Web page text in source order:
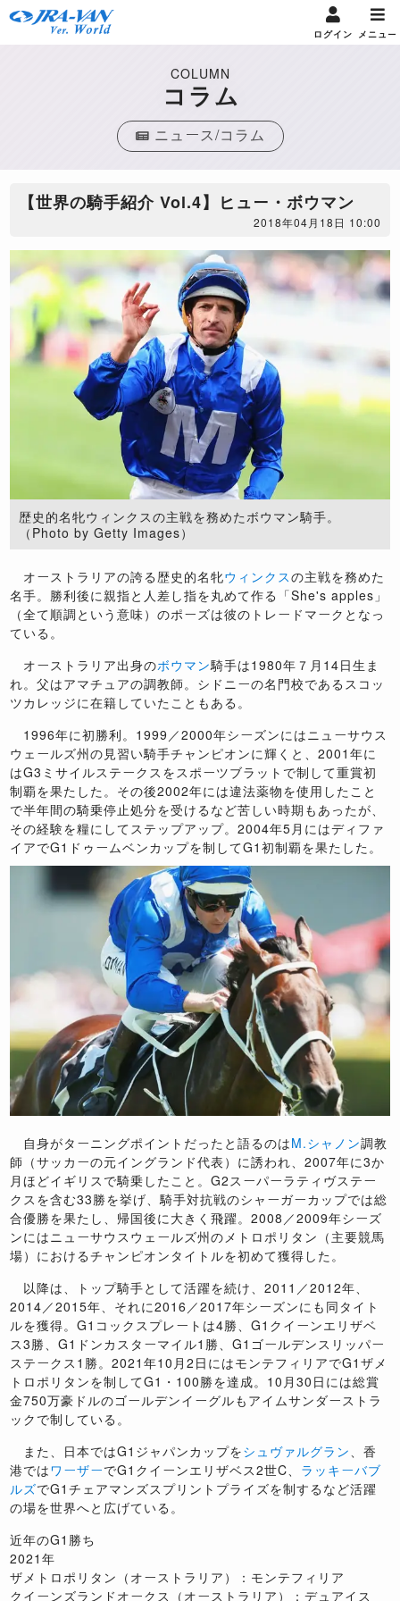
ログイン メニュー
COLUMN
コラム
ニュース/コラム
【世界の騎手紹介 Vol.4】ヒュー・ボウマン
2018年04月18日 10:00
歴史的名牝ウィンクスの主戦を務めたボウマン騎手。
（Photo by Getty Images）
オーストラリアの誇る歴史的名牝ウィンクスの主戦を務めた
名手。勝利後に親指と人差し指を丸めて作る「She's apples」
（全て順調という意味）のポーズは彼のトレードマークとなっ
ている。
オーストラリア出身のボウマン騎手は1980年７月14日生ま
れ。父はアマチュアの調教師。シドニーの名門校であるスコッ
ツカレッジに在籍していたこともある。
1996年に初勝利。1999／2000年シーズンにはニューサウス
ウェールズ州の見習い騎手チャンピオンに輝くと、2001年に
はG3ミサイルステークスをスポーツブラットで制して重賞初
制覇を果たした。その後2002年には違法薬物を使用したこと
で半年間の騎乗停止処分を受けるなど苦しい時期もあったが、
その経験を糧にしてステップアップ。2004年5月にはディファ
イアでG1ドゥームベンカップを制してG1初制覇を果たした。
自身がターニングポイントだったと語るのはM.シャノン調教
師（サッカーの元イングランド代表）に誘われ、2007年に3か
月ほどイギリスで騎乗したこと。G2スーパーラティヴステー
クスを含む33勝を挙げ、騎手対抗戦のシャーガーカップでは総
合優勝を果たし、帰国後に大きく飛躍。2008／2009年シーズ
ンにはニューサウスウェールズ州のメトロポリタン（主要競馬
場）におけるチャンピオンタイトルを初めて獲得した。
以降は、トップ騎手として活躍を続け、2011／2012年、
2014／2015年、それに2016／2017年シーズンにも同タイト
ルを獲得。G1コックスプレートは4勝、G1クイーンエリザベ
ス3勝、G1ドンカスターマイル1勝、G1ゴールデンスリッパー
ステークス1勝。2021年10月2日にはモンテフィリアでG1ザメ
トロポリタンを制してG1・100勝を達成。10月30日には総賞
金750万豪ドルのゴールデンイーグルもアイムサンダーストラ
ックで制している。
また、日本ではG1ジャパンカップをシュヴァルグラン
、香
港ではワーザーでG1クイーンエリザベス2世C、 ラッキーバブ
ルズでG1チェアマンズスプリントプライズを制するなど活躍
の場を世界へと広げている。
近年のG1勝ち
2021年
ザメトロポリタン（オーストラリア）：モンテフィリア
クイーンズランドオークス（オーストラリア）：デュアイス